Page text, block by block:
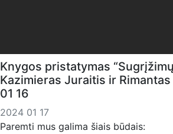
Knygos pristatymas “Sugrįžimų
Kazimieras Juraitis ir
01 16
2024 01 17
Paremti mus galima šiais būdais: